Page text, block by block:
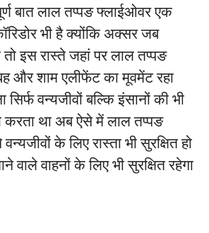
बात लाल तप्पङ फ्लाईओवर एक
भी है क्योंकि अक्सर जब
इस रास्ते जहां पर लाल तप्पङ
और शाम एलीफेंट का मूवमेंट रहा
वन्यजीवों बल्कि इंसानों की भी
करता था अब ऐसे में लाल तप्पङ
के लिए रास्ता भी सुरक्षित हो
वाहनों के लिए भी सुरक्षित रहेगा